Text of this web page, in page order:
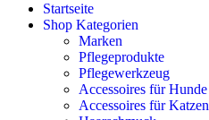
Startseite
Shop Kategorien
Marken
Pflegeprodukte
Pflegewerkzeug
Accessoires für Hunde
Accessoires für Katzen